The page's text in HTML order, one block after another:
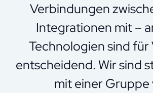
Verbindungen
Integrationen mit –
Technologien sind für
entscheidend. Wir sind
mit einer Gruppe